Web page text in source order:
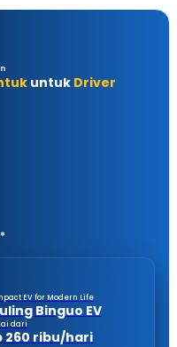
untuk Driver
EV for Modern Life
Binguo EV
dari
260 ribu/hari